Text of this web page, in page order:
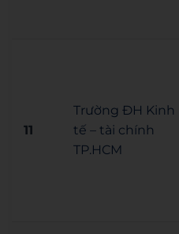
11
Trường ĐH Kinh
tế – tài chính
TP.HCM